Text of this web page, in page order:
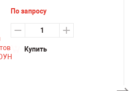
По запросу
Купить